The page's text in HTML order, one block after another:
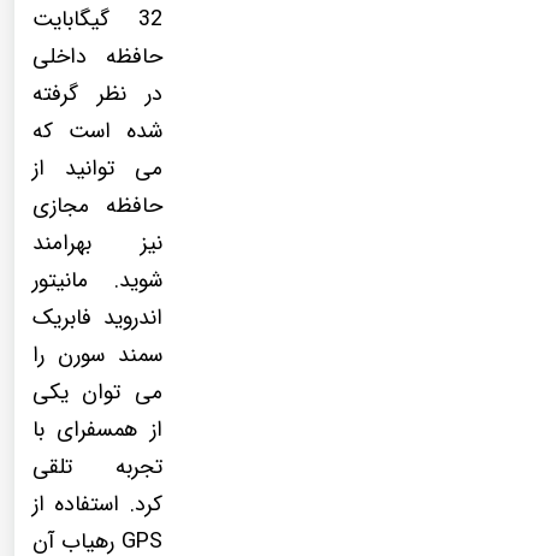
32 گیگابایت
حافظه داخلی
در نظر گرفته
شده است که
می توانید از
حافظه مجازی
نیز بهرامند
شوید. مانیتور
اندروید فابریک
سمند سورن را
می توان یکی
از همسفرای با
تجربه تلقی
کرد. استفاده از
GPS رهیاب آن